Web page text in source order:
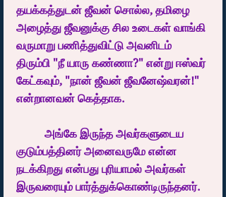
தயக்கத்துடன் ஜீவன் சொல்ல, தமிழை
அழைத்து ஜீவனுக்கு சில உடைகள் வாங்கி
வருமாறு பணித்துவிட்டு அவனிடம்
திரும்பி "நீ யாரு கண்ணா?" என்று ஈஸ்வர்
கேட்கவும், "நான் ஜீவன் ஜீவனேஷ்வரன்!"
என்றானவன் கெத்தாக.
குடும்பத்தினர் அனைவருமே என்ன
நடக்கிறது என்பது புரியாமல் அவர்கள்
இருவரையும் பார்த்துக்கொண்டிருந்தனர்.